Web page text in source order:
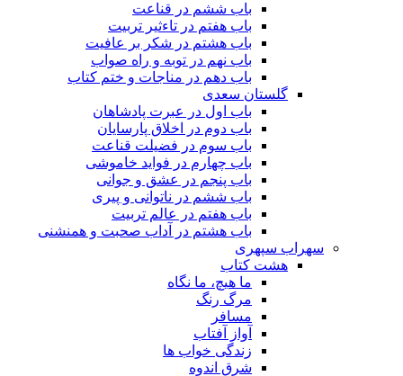
باب ششم در قناعت
باب هفتم در تاءثیر تربیت
باب هشتم در شکر بر عافیت
باب نهم در توبه و راه صواب
باب دهم در مناجات و ختم کتاب
گلستان سعدی
باب اول در عبرت پادشاهان
باب دوم در اخلاق پارسایان
باب سوم در فضیلت قناعت
باب چهارم در فواید خاموشى
باب پنجم در عشق و جوانى
باب ششم در ناتوانى و پیرى
باب هفتم در عالم تربیت
باب هشتم در آداب صحبت و همنشنى
سهراب سپهری
هشت کتاب
ما هیچ، ما نگاه
مرگ رنگ
مسافر
آواز آفتاب
زندگی خواب ها
شرق اندوه